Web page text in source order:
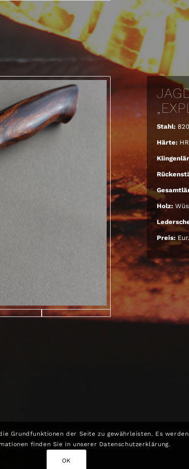
Stahl:820
Härte:
Holz:
Preis:
Grundfunktionen der Seite zu gewährleisten. Es
finden Sie in unserer Datenschutzerklärung.
OK